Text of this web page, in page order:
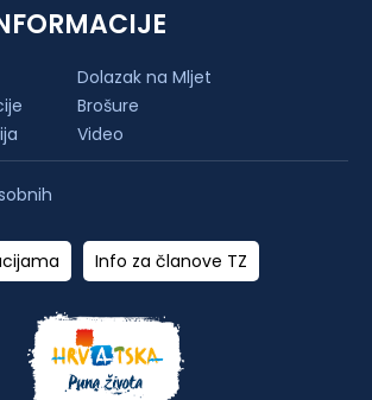
Dolazak na Mljet
Brošure
Video
Info za članove TZ